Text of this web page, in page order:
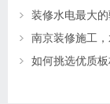
装修水电最大
南京装修施工
如何挑选优质